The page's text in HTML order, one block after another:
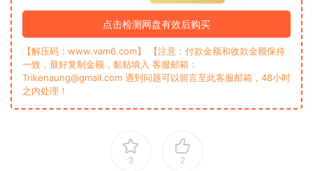
点击检测网盘有效后购买
【解压码：www.vam6.com】 【注意：付款金额和收款金额保持
一致，最好复制金额，黏贴填入 客服邮箱：
Trikenaung@gmail.com 遇到问题可以留言至此客服邮箱，48小时
之内处理！
3 2